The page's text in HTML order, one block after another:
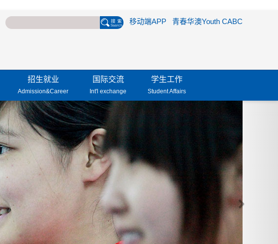
青春华澳Youth CABC
移动端APP
招生就业
Admission&Career
国际交流
Int'l exchange
学生工作
Student Affairs